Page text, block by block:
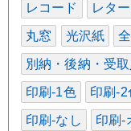
レコード レタ
丸窓 光沢紙
別納・後納・受
印刷-1色 印刷-2
印刷-なし 印刷-